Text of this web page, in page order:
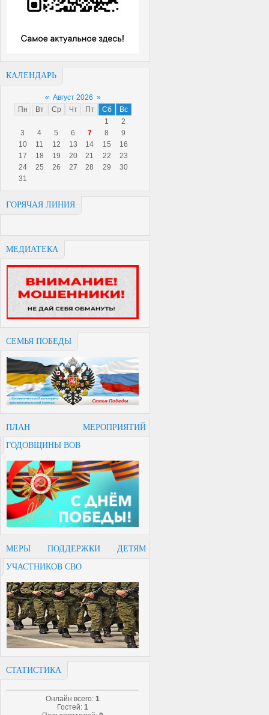
КАЛЕНДАРЬ
« Август 2026 »
Пн
Вт Ср Чт Пт Сб
Вс
1
2
3
4 5 6 7 8
9
10
11 12 13 14 15
16
17
18 19 20 21 22
23
24
25 26 27 28 29
30
31
ГОРЯЧАЯ ЛИНИЯ
МЕДИАТЕКА
СЕМЬЯ ПОБЕДЫ
ПЛАН МЕРОПРИЯТИЙ
ГОДОВЩИНЫ ВОВ
МЕРЫ ПОДДЕРЖКИ ДЕТЯМ
УЧАСТНИКОВ СВО
СТАТИСТИКА
Онлайн всего: 1
Гостей: 1